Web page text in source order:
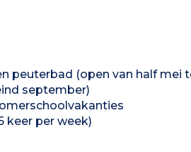
peuterbad (open van half mei
september)
keer per week)